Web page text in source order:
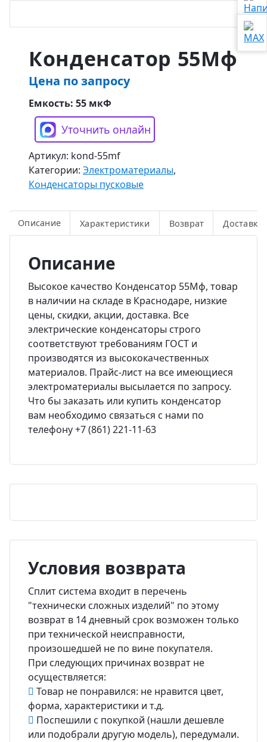
Конденсатор 55Мф
Цена по запросу
Емкость: 55 мкФ
Уточнить онлайн
Артикул: kond-55mf
Категории: Электроматериалы,
Конденсаторы пусковые
Описание Характеристики Возврат Доставка
Описание
Высокое качество Конденсатор 55Мф, товар
в наличии на складе в Краснодаре, низкие
цены, скидки, акции, доставка. Все
электрические конденсаторы строго
соответствуют требованиям ГОСТ и
производятся из высококачественных
материалов. Прайс-лист на все имеющиеся
электроматериалы высылается по запросу.
Что бы заказать или купить конденсатор
вам необходимо связаться с нами по
телефону +7 (861) 221-11-63
Условия возврата
Сплит система входит в перечень
"технически сложных изделий" по этому
возврат в 14 дневный срок возможен только
при технической неисправности,
произошедшей не по вине покупателя.
При следующих причинах возврат не
осуществляется:
Товар не понравился: не нравится цвет,
форма, характеристики и т.д.
Поспешили с покупкой (нашли дешевле
или подобрали другую модель), передумали.